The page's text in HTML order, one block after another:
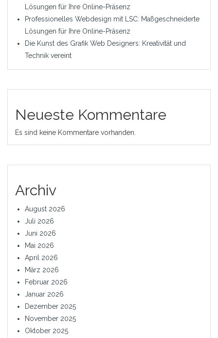
Lösungen für Ihre Online-Präsenz
Professionelles Webdesign mit LSC: Maßgeschneiderte
Lösungen für Ihre Online-Präsenz
Die Kunst des Grafik Web Designers: Kreativität und
Technik vereint
Neueste Kommentare
Es sind keine Kommentare vorhanden.
Archiv
August 2026
Juli 2026
Juni 2026
Mai 2026
April 2026
März 2026
Februar 2026
Januar 2026
Dezember 2025
November 2025
Oktober 2025